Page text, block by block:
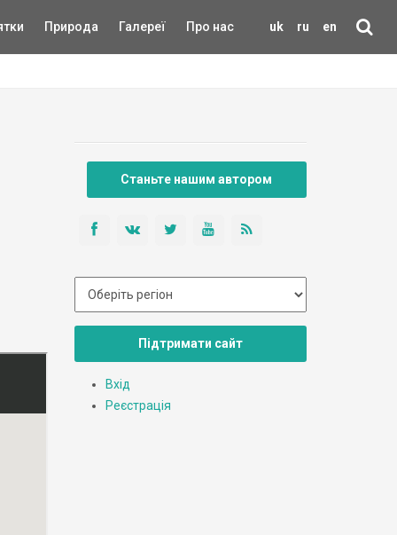
uk ru en
Природа Галереї Про нас
Станьте нашим автором
Підтримати сайт
Вхід
Реєстрація